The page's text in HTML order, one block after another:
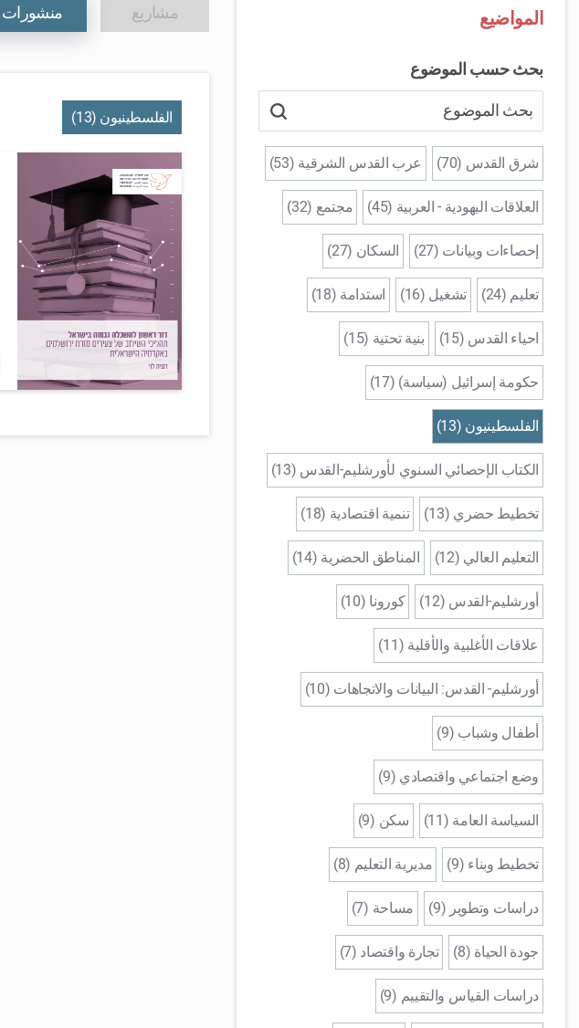
المواضيع
بحث حسب الموضوع
شرق القدس (70)
عرب القدس الشرقية (53)
العلاقات اليهودية - العربية (45)
مجتمع (32)
إحصاءات وبيانات (27)
السكان (27)
تعليم (24)
تشغيل (16)
استدامة (18)
احياء القدس (15)
بنية تحتية (15)
حكومة إسرائيل (سياسة) (17)
الفلسطينيون (13)
الكتاب الإحصائي السنوي لأورشليم-القدس (13)
تخطيط حضري (13)
تنمية اقتصادية (18)
التعليم العالي (12)
المناطق الحضرية (14)
أورشليم-القدس (12)
كورونا (10)
علاقات الأغلبية والأقلية (11)
أورشليم- القدس: البيانات والاتجاهات (10)
أطفال وشباب (9)
وضع اجتماعي واقتصادي (9)
السياسة العامة (11)
سكن (9)
تخطيط وبناء (9)
مديرية التعليم (8)
دراسات وتطوير (9)
مساحة (7)
جودة الحياة (8)
تجارة واقتصاد (7)
دراسات القياس والتقييم (9)
مشاريع منشورات
الفلسطينيون (13)